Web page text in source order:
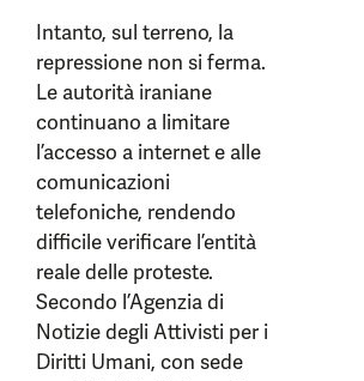
Intanto, sul terreno, la
repressione non si ferma.
Le autorità iraniane
continuano a limitare
l’accesso a internet e alle
comunicazioni
telefoniche, rendendo
difficile verificare l’entità
reale delle proteste.
Secondo l’Agenzia di
Notizie degli Attivisti per i
Diritti Umani, con sede